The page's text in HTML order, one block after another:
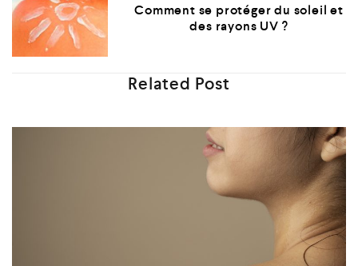
Comment se protéger du soleil et
des rayons UV ?
Related Post